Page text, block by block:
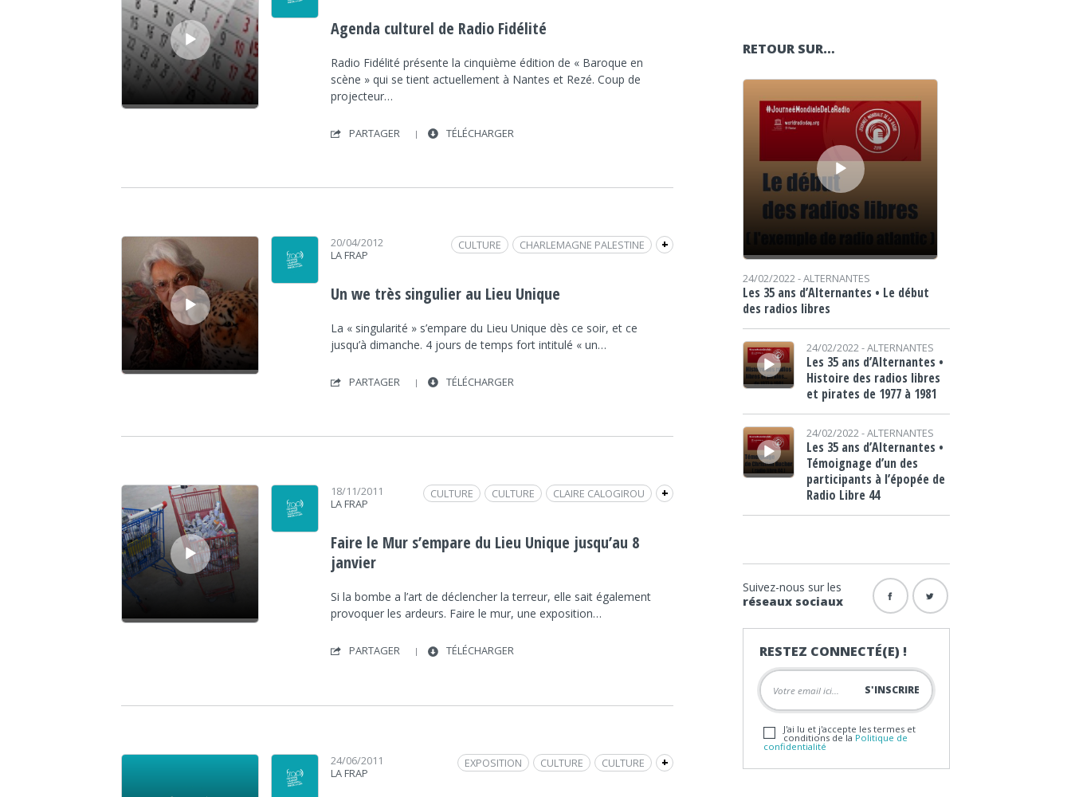
JOHAN JACOB FROBERGER
Agenda culturel de Radio Fidélité
Radio Fidélité présente la cinquième édition de « Baroque en
scène » qui se tient actuellement à Nantes et Rezé. Coup de
projecteur…
PARTAGER TÉLÉCHARGER
Lecteur audio
20/04/2012
LA FRAP
+
CHARLEMAGNE PALESTINE
CULTURE
LIEU UNIQUE
PATRICK GYGER
Un we très singulier au Lieu Unique
La « singularité » s’empare du Lieu Unique dès ce soir, et ce
jusqu’à dimanche. 4 jours de temps fort intitulé « un…
PARTAGER TÉLÉCHARGER
Lecteur audio
18/11/2011
LA FRAP
+
CLAIRE CALOGIROU
CULTURE
CULTURE
LIEU UNIQUE
MEYER
PATRICIA BUCK
Faire le Mur s’empare du Lieu Unique jusqu’au 8
janvier
Si la bombe a l’art de déclencher la terreur, elle sait également
provoquer les ardeurs. Faire le mur, une exposition…
PARTAGER TÉLÉCHARGER
Lecteur audio
24/06/2011
LA FRAP
+
CULTURE
CULTURE
EXPOSITION
RETOUR SUR…
Lecteur audio
24/02/2022 -ALTERNANTES
Les 35 ans d’Alternantes • Le début
des radios libres
Lecteur audio
24/02/2022 -ALTERNANTES
Les 35 ans d’Alternantes •
Histoire des radios libres
et pirates de 1977 à 1981
Lecteur audio
24/02/2022 -ALTERNANTES
Les 35 ans d’Alternantes •
Témoignage d’un des
participants à l’épopée de
Radio Libre 44
Suivez-nous sur les
réseaux sociaux
RESTEZ CONNECTÉ(E) !
J'ai lu et j'accepte les termes et
conditions de la Politique de
confidentialité